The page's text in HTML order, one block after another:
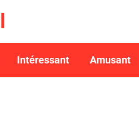
Intéressant Amusant